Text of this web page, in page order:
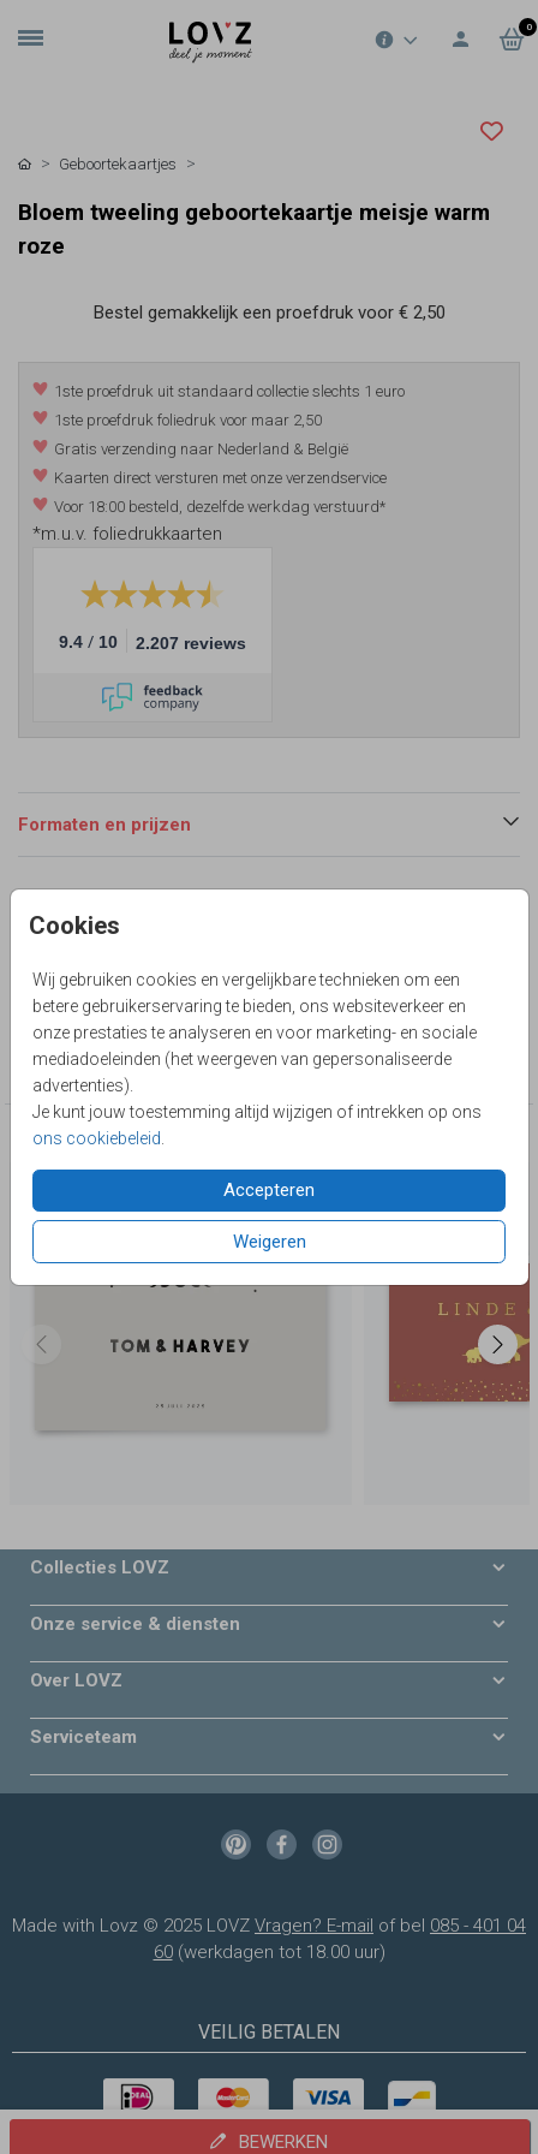
0
Cookies
Wij gebruiken cookies en vergelijkbare technieken om een
betere gebruikerservaring te bieden, ons websiteverkeer en
onze prestaties te analyseren en voor marketing- en sociale
mediadoeleinden (het weergeven van gepersonaliseerde
advertenties).
Je kunt jouw toestemming altijd wijzigen of intrekken op ons
ons cookiebeleid
Accepteren
Weigeren
Geboortekaartjes
Bloem tweeling geboortekaartje meisje warm
roze
Bestel gemakkelijk een proefdruk voor € 2,50
1ste proefdruk uit standaard collectie slechts 1 euro
1ste proefdruk foliedruk voor maar 2,50
Gratis verzending naar Nederland & België
Kaarten direct versturen met onze verzendservice
Voor 18:00 besteld, dezelfde werkdag verstuurd*
*m.u.v. foliedrukkaarten
9.4 / 10 2.207 reviews
Formaten en prijzen
Productinformatie
Langwerpig tweeling geboortekaartje voor meisjes met
warme aardetinten, outline bloem en echt foliedruk.
Collectie
Deze producten zijn wellicht ook iets voor je
BEWERKEN
Collecties LOVZ
Onze service & diensten
Over LOVZ
Serviceteam
Made with Lovz © 2025 LOVZ Vragen? E-mail of bel 085 - 401 04
60(werkdagen tot 18.00 uur)
VEILIG BETALEN